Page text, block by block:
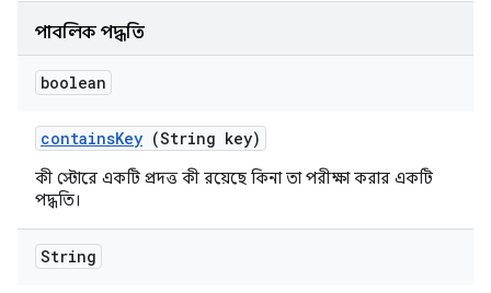
পাবলিক পদ্ধতি
boolean
containsKey (String key)
কী স্টোরে একটি প্রদত্ত কী রয়েছে কিনা তা পরীক্ষা করার একটি
পদ্ধতি।
String